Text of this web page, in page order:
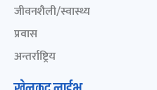
जीवनशैली/स्वास्थ्य
प्रवास
अन्तर्राष्ट्रिय